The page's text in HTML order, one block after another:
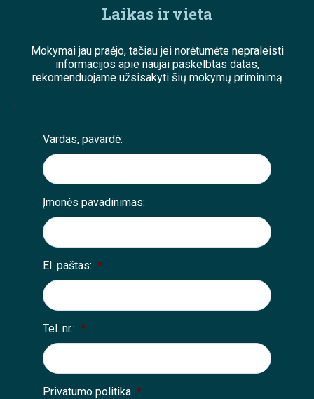
Laikas ir vieta
Mokymai jau praėjo, tačiau jei norėtumėte nepraleisti
informacijos apie naujai paskelbtas datas,
rekomenduojame užsisakyti šių mokymų priminimą
;
Vardas, pavardė:
Įmonės pavadinimas:
El. paštas: *
Tel. nr.: *
Privatumo politika *